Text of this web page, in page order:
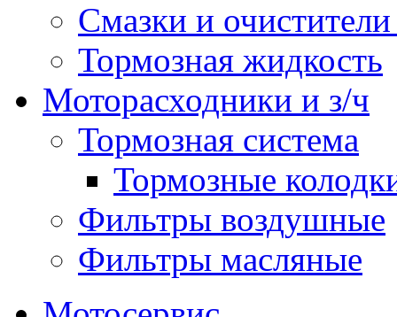
Смазки и
Тормозная жидкость
Моторасходники и з/ч
Тормозная система
Тормозные
Фильтры воздушные
Фильтры масляные